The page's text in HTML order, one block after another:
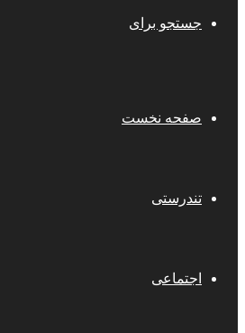
جستجو برای
صفحه نخست
تندرستی
اجتماعی